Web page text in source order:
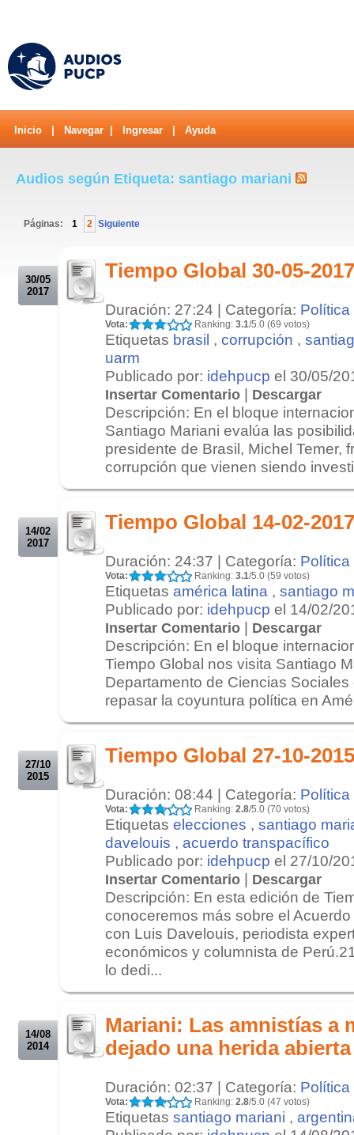
Inicio Navegar Ingresar Ayuda
Audios según Etiqueta: santiago mariani
Páginas: 1 2 Siguiente
30/05
2017
Tiempo Global 30-05-
Duración: 27:24 | Categoría: Política
Vota: Ranking: 3.1/5.0 (69 votos)
Etiquetas brasil , corrupción ,
uarm
Publicado por: idehpucp el 30/05/
Insertar Comentario | Descargar
Descripción: En el bloque
Santiago Mariani evalúa las
presidente de Brasil, Michel Temer,
corrupción que vienen siendo
14/02
2017
Tiempo Global 14-02-
Duración: 24:37 | Categoría: Política
Vota: Ranking: 3.1/5.0 (59 votos)
Etiquetas américa latina , santiago
Publicado por: idehpucp el 14/02/
Insertar Comentario | Descargar
Descripción: En el bloque
Tiempo Global nos visita Santiago
Departamento de Ciencias
repasar la coyuntura política en
27/10
2015
Tiempo Global 27-10-2015
Duración: 08:44 | Categoría: Política
Vota: Ranking: 2.8/5.0 (70 votos)
Etiquetas elecciones , santiago
davelouis , acuerdo transpacífico
Publicado por: idehpucp el 27/10/
Insertar Comentario | Descargar
Descripción: En esta edición de
conoceremos más sobre el
con Luis Davelouis, periodista
económicos y columnista de
lo dedi...
14/08
2014
Mariani: Las amnistías a
dejado una herida
Duración: 02:37 | Categoría: Política
Vota: Ranking: 2.8/5.0 (47 votos)
Etiquetas santiago mariani ,